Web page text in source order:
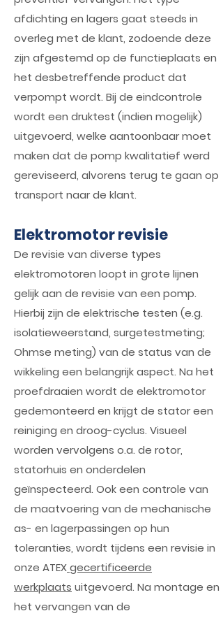
afdichting en lagers gaat steeds in
overleg met de klant, zodoende deze
zijn afgestemd op de functieplaats en
het desbetreffende product dat
verpompt wordt. Bij de eindcontrole
wordt een druktest (indien mogelijk)
uitgevoerd, welke aantoonbaar moet
maken dat de pomp kwalitatief werd
gereviseerd, alvorens terug te gaan op
transport naar de klant.
Elektromotor revisie
De revisie van diverse types
elektromotoren loopt in grote lijnen
gelijk aan de revisie van een pomp.
Hierbij zijn de elektrische testen (e.g.
isolatieweerstand, surgetestmeting;
Ohmse meting) van de status van de
wikkeling een belangrijk aspect. Na het
proefdraaien wordt de elektromotor
gedemonteerd en krijgt de stator een
reiniging en droog-cyclus. Visueel
worden vervolgens o.a. de rotor,
statorhuis en onderdelen
geïnspecteerd. Ook een controle van
de maatvoering van de mechanische
as- en lagerpassingen op hun
toleranties, wordt tijdens een revisie in
onze ATEXgecertificeerde
werkplaats uitgevoerd. Na montage en
het vervangen van de